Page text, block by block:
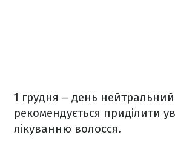
1 грудня – день нейтральний
рекомендується приділити
лікуванню волосся.